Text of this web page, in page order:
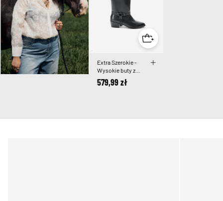
Extra Szerokie -
Wysokie buty z
odpinanymi
cholewkami
579,99 zł